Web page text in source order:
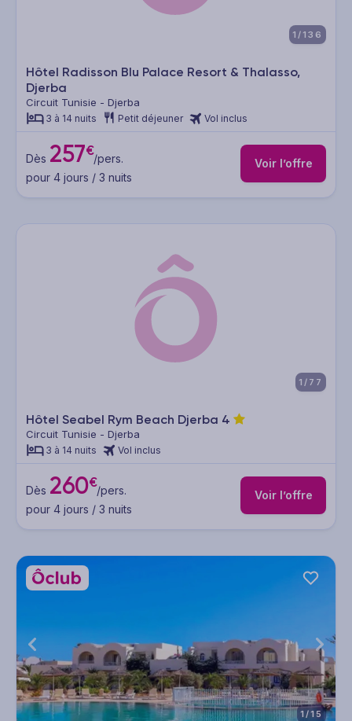
1/136
Hôtel Radisson Blu Palace Resort & Thalasso,
Djerba
Circuit Tunisie - Djerba
3 à 14 nuits Petit déjeuner Vol inclus
Dès 257€/pers.
pour 4 jours / 3 nuits
Voir l’offre
1/77
Hôtel Seabel Rym Beach Djerba 4
Circuit Tunisie - Djerba
3 à 14 nuits Vol inclus
Dès 260€/pers.
pour 4 jours / 3 nuits
Voir l’offre
1/15